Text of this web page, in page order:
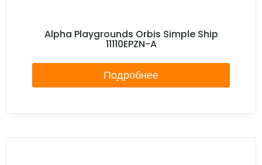
Alpha Playgrounds Orbis Simple Ship
11110EPZN-A
Подробнее